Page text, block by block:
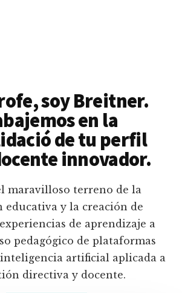
soy Breitner.
en la
de tu perfil
innovador.
maravilloso terreno de la
educativa y la creación de
de aprendizaje a
pedagógico de plataformas
artificial aplicada a
directiva y docente.